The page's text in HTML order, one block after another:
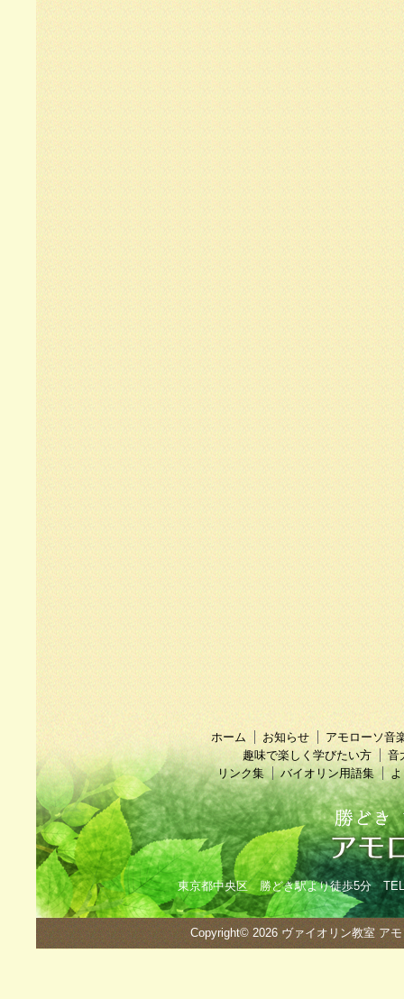
ホーム お知らせ
アモローソ音
趣味で楽しく学びたい方
音
リンク集
バイオリン用語集
東京都中央区 勝どき駅より徒歩5分
Copyright© 2026 ヴァイオリン教室 ア